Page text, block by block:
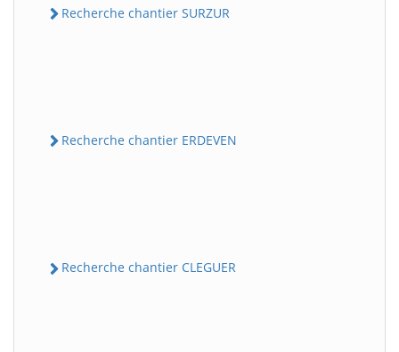
Recherche chantier SURZUR
Recherche chantier ERDEVEN
Recherche chantier CLEGUER